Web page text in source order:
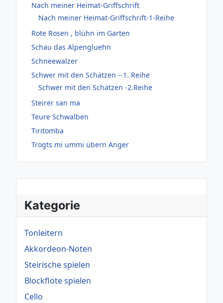
Kategorie
Tonleitern
Akkordeon-Noten
Steirische spielen
Blockflöte spielen
Cello
Nach meiner Heimat-Griffschrift
Nach meiner Heimat-Griffschrift-1-Reihe
Rote Rosen , blühn im Garten
Schau das Alpengluehn
Schneewalzer
Schwer mit den Schätzen --1. Reihe
Schwer mit den Schätzen -2.Reihe
Steirer san ma
Teure Schwalben
Tiritomba
Trogts mi ummi übern Anger